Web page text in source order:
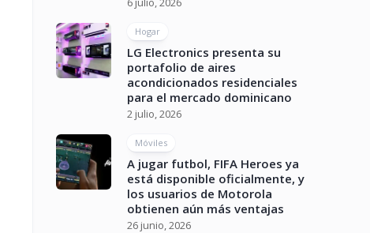
Hogar
LG Electronics presenta su
portafolio de aires
acondicionados residenciales
para el mercado dominicano
2 julio, 2026
Móviles
A jugar futbol, FIFA Heroes ya
está disponible oficialmente, y
los usuarios de Motorola
obtienen aún más ventajas
26 junio, 2026